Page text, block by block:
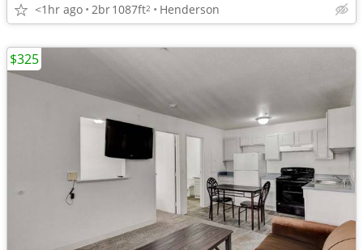
<1hr ago 2br1087ft2 Henderson
$325